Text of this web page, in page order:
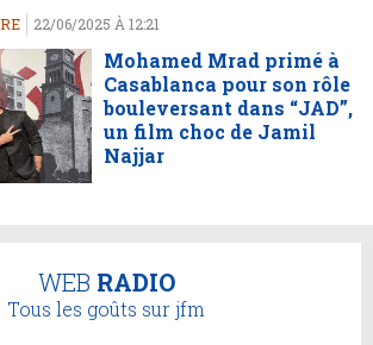
22/06/2025 À 12:21
Mohamed Mrad primé à
Casablanca pour son rôle
bouleversant dans “JAD”,
un film choc de Jamil
Najjar
WEB RADIO
Tous les goûts sur jfm